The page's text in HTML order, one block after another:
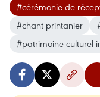
#cérémonie de
#chant printanier
#patrimoine culturel